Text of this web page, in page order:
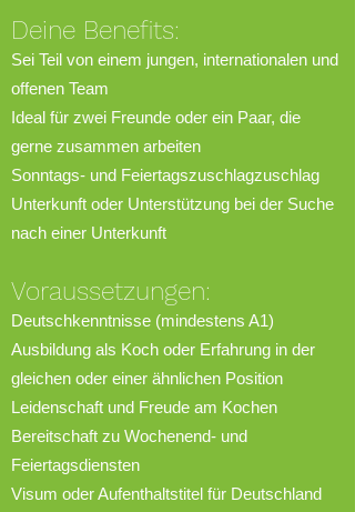
Deine Benefits:
Sei Teil von einem jungen, internationalen und
offenen Team
Ideal für zwei Freunde oder ein Paar, die
gerne zusammen arbeiten
Sonntags- und Feiertagszuschlagzuschlag
Unterkunft oder Unterstützung bei der Suche
nach einer Unterkunft
Voraussetzungen:
Deutschkenntnisse (mindestens A1)
Ausbildung als Koch oder Erfahrung in der
gleichen oder einer ähnlichen Position
Leidenschaft und Freude am Kochen
Bereitschaft zu Wochenend- und
Feiertagsdiensten
Visum oder Aufenthaltstitel für Deutschland